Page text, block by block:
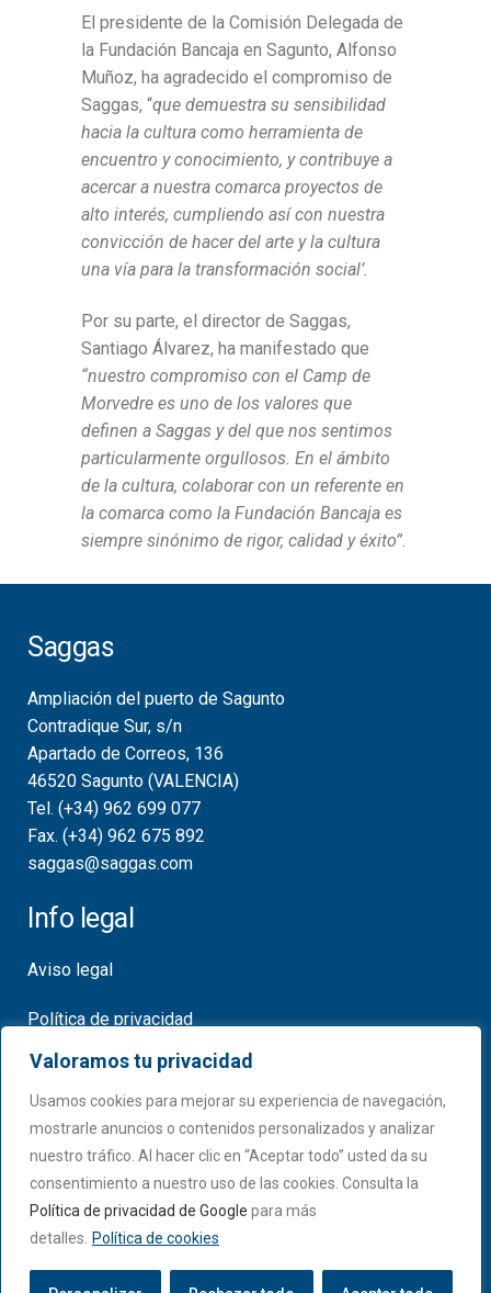
Valoramos tu privacidad
Usamos cookies para mejorar su experiencia de navegación,
mostrarle anuncios o contenidos personalizados y analizar
nuestro tráfico. Al hacer clic en “Aceptar todo” usted da su
consentimiento a nuestro uso de las cookies. Consulta la
Política de privacidad de Google para más
detalles.
Política de cookies
El presidente de la Comisión Delegada de
la Fundación Bancaja en Sagunto, Alfonso
Muñoz, ha agradecido el compromiso de
Saggas, “que demuestra su sensibilidad
hacia la cultura como herramienta de
encuentro y conocimiento, y contribuye a
acercar a nuestra comarca proyectos de
alto interés, cumpliendo así con nuestra
convicción de hacer del arte y la cultura
una vía para la transformación social’.
Por su parte, el director de Saggas,
Santiago Álvarez, ha manifestado que
“nuestro compromiso con el Camp de
Morvedre es uno de los valores que
definen a Saggas y del que nos sentimos
particularmente orgullosos. En el ámbito
de la cultura, colaborar con un referente en
la comarca como la Fundación Bancaja es
siempre sinónimo de rigor, calidad y éxito”.
Saggas
Ampliación del puerto de Sagunto
Contradique Sur, s/n
Apartado de Correos, 136
46520 Sagunto (VALENCIA)
Tel. (+34) 962 699 077
Fax. (+34) 962 675 892
saggas@saggas.com
Info legal
Aviso legal
Política de privacidad
Política de cookies
Certificados